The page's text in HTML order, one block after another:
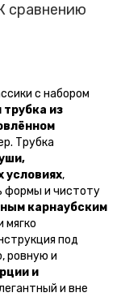
сравнению
с набором
трубка из
Трубка
условиях,
формы и чистоту
карнаубским
мягко
под
ровную и
и
и вне